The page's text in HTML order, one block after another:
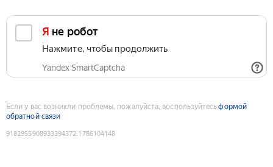
Я не робот
Нажмите, чтобы продолжить
Yandex SmartCaptcha
Если у вас возникли проблемы, пожалуйста, воспользуйтесьформой
обратной связи
9182955908933394372:1786104148